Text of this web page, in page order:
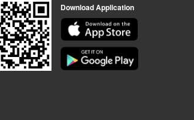
Download Application